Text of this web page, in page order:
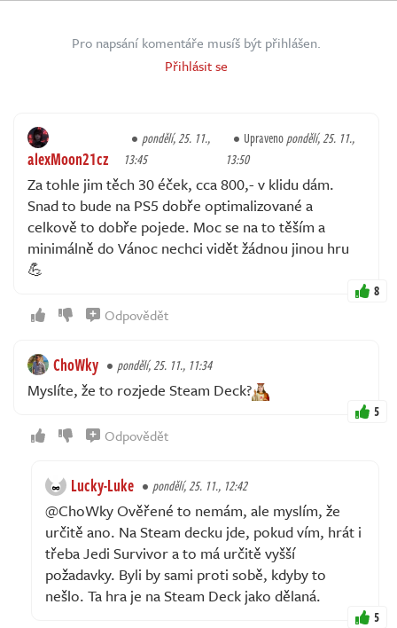
Pro napsání komentáře musíš být přihlášen.
Přihlásit se
alexMoon21cz
pondělí, 25. 11.,
13:45
Upravenopondělí, 25. 11.,
13:50
Za tohle jim těch 30 éček, cca 800,- v klidu dám.
Snad to bude na PS5 dobře optimalizované a
celkově to dobře pojede. Moc se na to těším a
minimálně do Vánoc nechci vidět žádnou jinou hru
💪
8
Odpovědět
ChoWky pondělí, 25. 11., 11:34
Myslíte, že to rozjede Steam Deck?
5
Odpovědět
Lucky-Luke pondělí, 25. 11., 12:42
@ChoWky Ověřené to nemám, ale myslím, že
určitě ano. Na Steam decku jde, pokud vím, hrát i
třeba Jedi Survivor a to má určitě vyšší
požadavky. Byli by sami proti sobě, kdyby to
nešlo. Ta hra je na Steam Deck jako dělaná.
5